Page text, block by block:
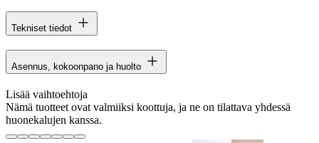
Tekniset tiedot
Asennus, kokoonpano ja huolto
Lisää vaihtoehtoja
Nämä tuotteet ovat valmiiksi koottuja, ja ne on tilattava yhdessä
huonekalujen kanssa.